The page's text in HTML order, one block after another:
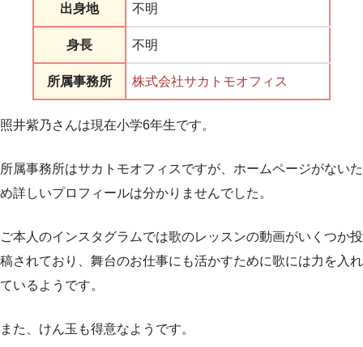
出身地 不明
身長 不明
所属事務所 株式会社サカトモオフィス
照井紫乃さんは現在小学6年生です。
所属事務所はサカトモオフィスですが、ホームページがないた
め詳しいプロフィールは分かりませんでした。
ご本人のインスタグラムでは歌のレッスンの動画がいくつか投
稿されており、舞台のお仕事にも活かすために歌には力を入れ
ているようです。
また、けん玉も得意なようです。